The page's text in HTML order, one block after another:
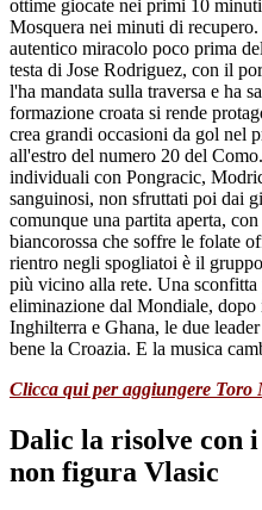
ottime giocate nei primi 10
Mosquera nei minuti di
autentico miracolo poco prima
testa di Jose Rodriguez, con il
l'ha mandata sulla traversa e ha
formazione croata si rende
crea grandi occasioni da gol nel
all'estro del numero 20 del
individuali con Pongracic,
sanguinosi, non sfruttati poi dai
comunque una partita aperta,
biancorossa che soffre le folate
rientro negli spogliatoi è il
più vicino alla rete. Una
eliminazione dal Mondiale, dopo
Inghilterra e Ghana, le due
bene la Croazia. E la musica
Clicca qui per aggiungere Toro
Dalic la risolve con
non figura Vlasic